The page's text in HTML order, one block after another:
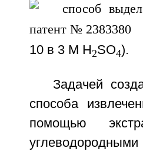
10 в 3 М H2SO4).
Задачей
способа
помощью